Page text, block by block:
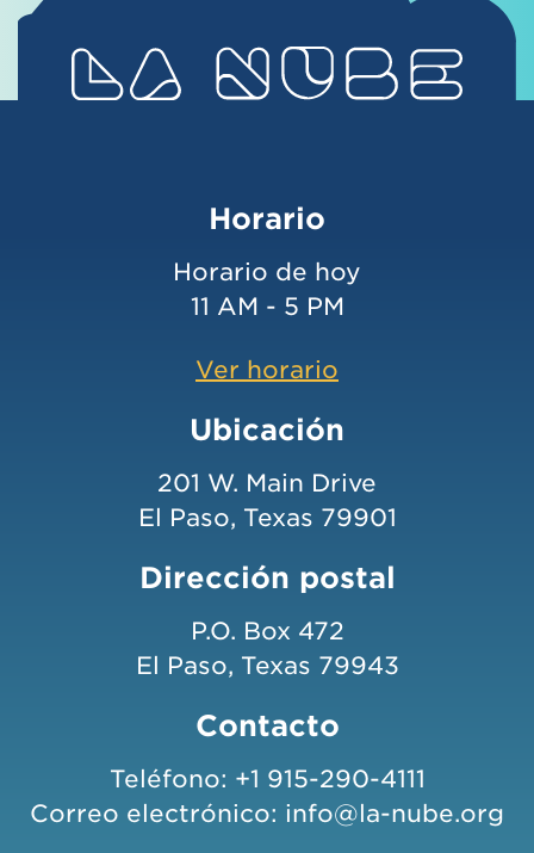
Horario
Horario de hoy
11 AM - 5 PM
Ver horario
Ubicación
201 W. Main Drive
El Paso, Texas 79901
Dirección postal
P.O. Box 472
El Paso, Texas 79943
Contacto
Teléfono: +1 915-290-4111
Correo electrónico: info@la-nube.org